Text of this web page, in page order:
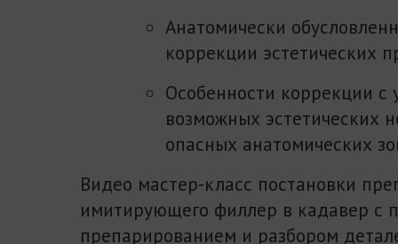
Анатомически
коррекции эстетических
Особенности коррекции с
возможных эстетических
опасных анатомических
Видео мастер-класс постановки
имитирующего филлер в кадавер с
препарированием и разбором